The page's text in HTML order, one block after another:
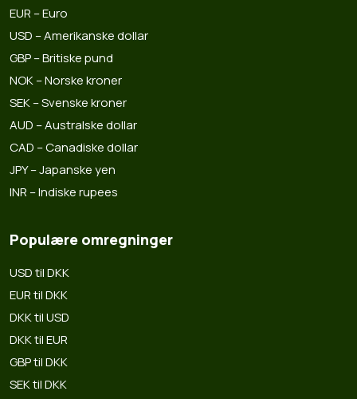
EUR – Euro
USD – Amerikanske dollar
GBP – Britiske pund
NOK – Norske kroner
SEK – Svenske kroner
AUD – Australske dollar
CAD – Canadiske dollar
JPY – Japanske yen
INR – Indiske rupees
Populære omregninger
USD til DKK
EUR til DKK
DKK til USD
DKK til EUR
GBP til DKK
SEK til DKK